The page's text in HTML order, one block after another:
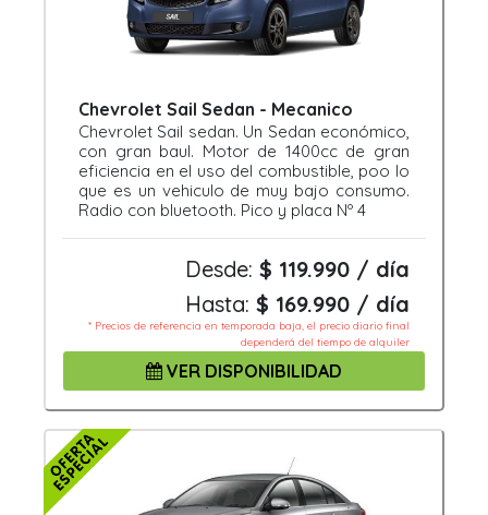
Chevrolet Sail Sedan - Mecanico
Chevrolet Sail sedan. Un Sedan económico,
con gran baul. Motor de 1400cc de gran
eficiencia en el uso del combustible, poo lo
que es un vehiculo de muy bajo consumo.
Radio con bluetooth. Pico y placa Nº 4
Desde: $ 119.990 / día
Hasta: $ 169.990 / día
* Precios de referencia en temporada baja, el precio diario final
dependerá del tiempo de alquiler
VER DISPONIBILIDAD